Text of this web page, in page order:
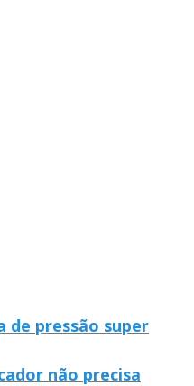
de pressão super
não precisa